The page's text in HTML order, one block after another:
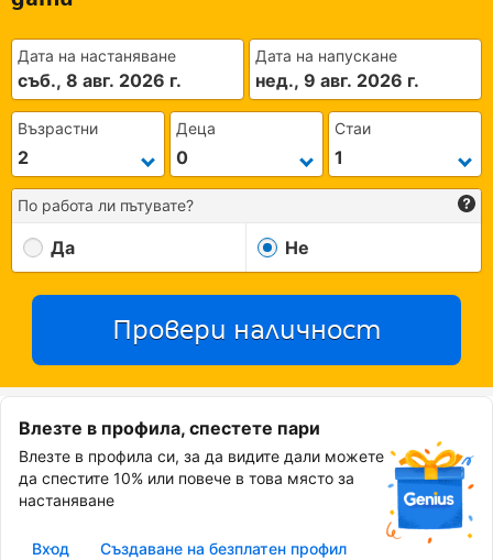
Дата на настаняване
съб., 8 авг. 2026 г.
Дата на напускане
нед., 9 авг. 2026 г.
Възрастни Деца Стаи
По работа ли пътувате?
Да Не
Провери наличност
Влезте в профила, спестете пари
Влезте в профила си, за да видите дали можете
да спестите 10% или повече в това място за
настаняване
Вход Създаване на безплатен профил